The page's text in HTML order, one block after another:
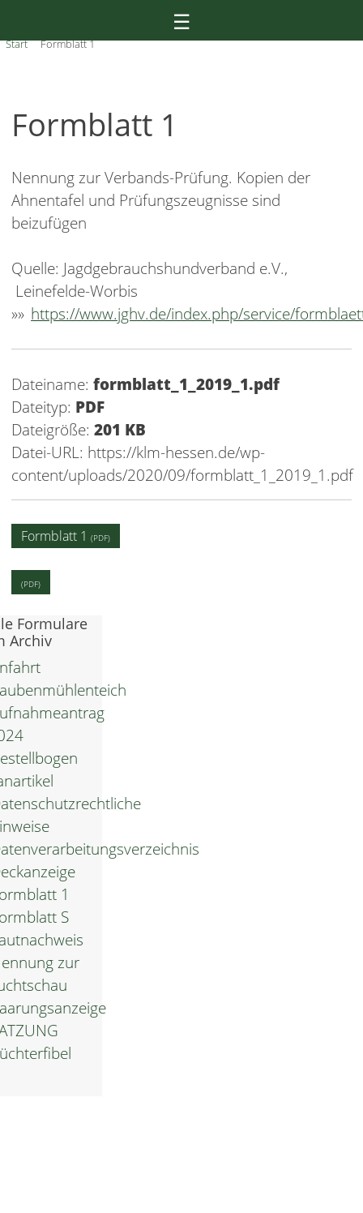
to
☰
Start Formblatt 1
Formblatt 1
Nennung zur Verbands-Prüfung. Kopien der
Ahnentafel und Prüfungszeugnisse sind
beizufügen
Quelle: Jagdgebrauchshundverband e.V.,
Leinefelde-Worbis
»» https://www.jghv.de/index.php/service/
Dateiname:formblatt_1_2019_1.pdf
Dateityp: PDF
Dateigröße:201 KB
Datei-URL: https://klm-hessen.de/wp-
content/uploads/2020/09/formblatt_1_2019_1.pdf
Formblatt 1
Formulare
Archiv
1
S
zur